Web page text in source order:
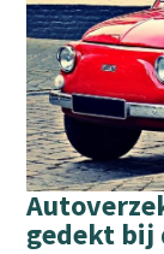
gedekt bij